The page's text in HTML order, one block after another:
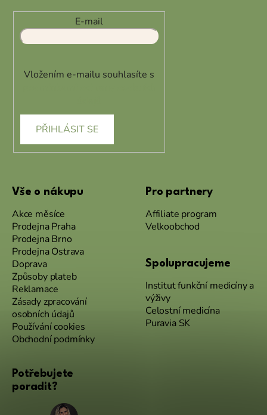
E-mail
Vložením e-mailu souhlasíte s
PŘIHLÁSIT SE
Vše o nákupu
Akce měsíce
Prodejna Praha
Prodejna Brno
Prodejna Ostrava
Doprava
Způsoby plateb
Reklamace
Zásady zpracování
osobních údajů
Používání cookies
Obchodní podmínky
Pro partnery
Affiliate program
Velkoobchod
Spolupracujeme
Institut funkční medicíny a
výživy
Celostní medicína
Puravia SK
Potřebujete
poradit?